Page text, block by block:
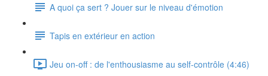
A quoi ça sert ? Jouer sur le niveau d'émotion
Tapis en extérieur en action
Jeu on-off : de l'enthousiasme au self-contrôle (4:46)